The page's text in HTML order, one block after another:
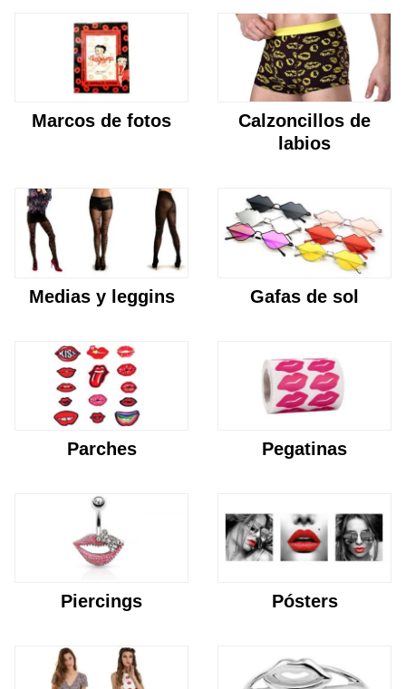
Marcos de fotos
Calzoncillos de
labios
Medias y leggins Gafas de sol
Parches Pegatinas
Piercings Pósters